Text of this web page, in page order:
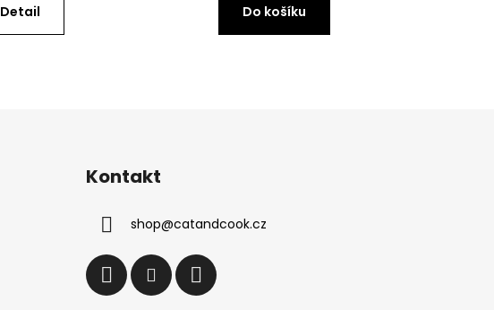
Detail Do košíku
Kontakt
shop@catandcook.cz